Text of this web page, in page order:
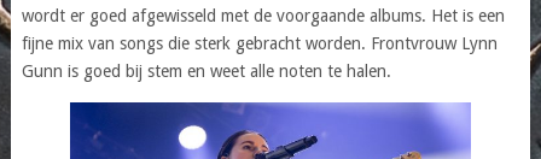
wordt er goed afgewisseld met de voorgaande albums. Het is een
fijne mix van songs die sterk gebracht worden. Frontvrouw Lynn
Gunn is goed bij stem en weet alle noten te halen.